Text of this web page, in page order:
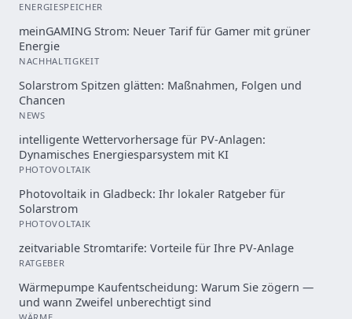
ENERGIESPEICHER
meinGAMING Strom: Neuer Tarif für Gamer mit grüner
Energie
NACHHALTIGKEIT
Solarstrom Spitzen glätten: Maßnahmen, Folgen und
Chancen
NEWS
intelligente Wettervorhersage für PV-Anlagen:
Dynamisches Energiesparsystem mit KI
PHOTOVOLTAIK
Photovoltaik in Gladbeck: Ihr lokaler Ratgeber für
Solarstrom
PHOTOVOLTAIK
zeitvariable Stromtarife: Vorteile für Ihre PV-Anlage
RATGEBER
Wärmepumpe Kaufentscheidung: Warum Sie zögern —
und wann Zweifel unberechtigt sind